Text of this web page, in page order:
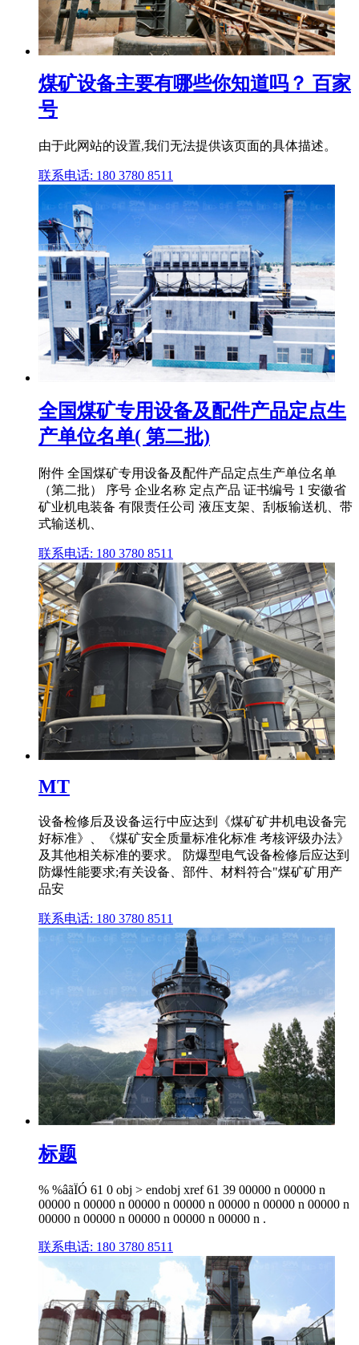
煤矿设备主要有哪些你知道吗？ 百家
号
由于此网站的设置,我们无法提供该页面的具体描述。
联系电话: 180 3780 8511
全国煤矿专用设备及配件产品定点生
产单位名单( 第二批)
附件 全国煤矿专用设备及配件产品定点生产单位名单
（第二批） 序号 企业名称 定点产品 证书编号 1 安徽省
矿业机电装备 有限责任公司 液压支架、刮板输送机、带
式输送机、
联系电话: 180 3780 8511
MT
设备检修后及设备运行中应达到《煤矿矿井机电设备完
好标准》、《煤矿安全质量标准化标准 考核评级办法》
及其他相关标准的要求。 防爆型电气设备检修后应达到
防爆性能要求;有关设备、部件、材料符合"煤矿矿用产
品安
联系电话: 180 3780 8511
标题
% %âãÏÓ 61 0 obj > endobj xref 61 39 00000 n 00000 n
00000 n 00000 n 00000 n 00000 n 00000 n 00000 n 00000 n
00000 n 00000 n 00000 n 00000 n 00000 n .
联系电话: 180 3780 8511